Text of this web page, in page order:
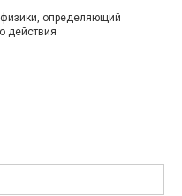
определяющий
действия